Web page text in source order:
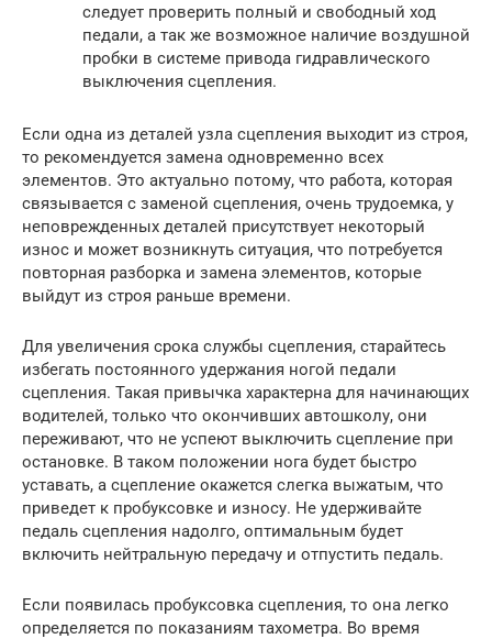
следует проверить полный и свободный ход
педали, а так же возможное наличие воздушной
пробки в системе привода гидравлического
выключения сцепления.
Если одна из деталей узла сцепления выходит из строя,
то рекомендуется замена одновременно всех
элементов. Это актуально потому, что работа, которая
связывается с заменой сцепления, очень трудоемка, у
неповрежденных деталей присутствует некоторый
износ и может возникнуть ситуация, что потребуется
повторная разборка и замена элементов, которые
выйдут из строя раньше времени.
Для увеличения срока службы сцепления, старайтесь
избегать постоянного удержания ногой педали
сцепления. Такая привычка характерна для начинающих
водителей, только что окончивших автошколу, они
переживают, что не успеют выключить сцепление при
остановке. В таком положении нога будет быстро
уставать, а сцепление окажется слегка выжатым, что
приведет к пробуксовке и износу. Не удерживайте
педаль сцепления надолго, оптимальным будет
включить нейтральную передачу и отпустить педаль.
Если появилась пробуксовка сцепления, то она легко
определяется по показаниям тахометра. Во время